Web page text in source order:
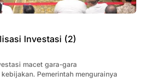
Investasi (2)
macet gara-gara
Pemerintah mengurainya